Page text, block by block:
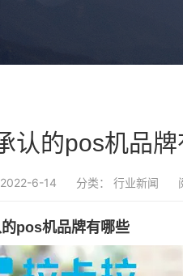
认的pos机品
6-14 分类： 行业新闻
pos机品牌有哪些